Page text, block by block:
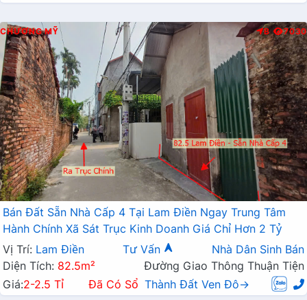
CHƯƠNG MỸ B 7030
Bán Đất Sẵn Nhà Cấp 4 Tại Lam Điền Ngay Trung Tâm
Hành Chính Xã Sát Trục Kinh Doanh Giá Chỉ Hơn 2 Tỷ
Vị Trí: Lam Điền Tư Vấn
Nhà Dân Sinh Bán
Diện Tích: 82.5m²
Đường Giao Thông Thuận Tiện
Giá:2-2.5 Tỉ Đã Có Sổ Thành Đất Ven Đô→